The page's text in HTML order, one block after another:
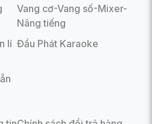
Vang cơ-Vang số-Mixer-
Nâng tiếng
lí Đầu Phát Karaoke